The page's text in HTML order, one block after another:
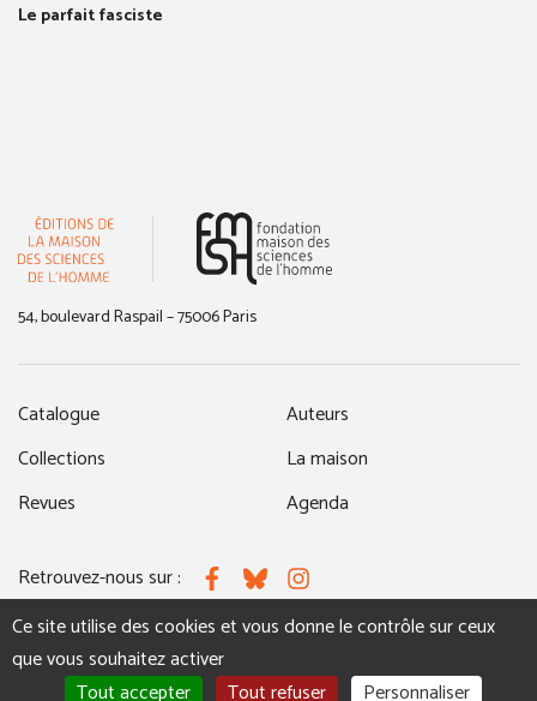
Le parfait fasciste
54, boulevard Raspail – 75006 Paris
Catalogue
Collections
Revues
Auteurs
La maison
Agenda
Retrouvez-nous sur : FacebookBlueskyInstagram
MENTIONS LÉGALES NOUS CONTACTER
Ce site utilise des cookies et vous donne le contrôle sur ceux
que vous souhaitez activer
Tout accepter
Tout refuser Personnaliser